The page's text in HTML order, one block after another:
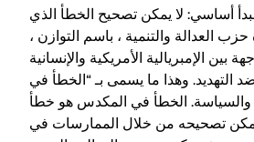
أساسي: لا يمكن تصحيح الخطأ الذي
العدالة والتنمية ، باسم التوازن ،
بين الإمبريالية الأمريكية والإنسانية
التهديد. وهذا ما يسمى بـ “الخطأ في
الخطأ في المكدس هو خطأ
يمكن تصحيحه من خلال الممارسات في